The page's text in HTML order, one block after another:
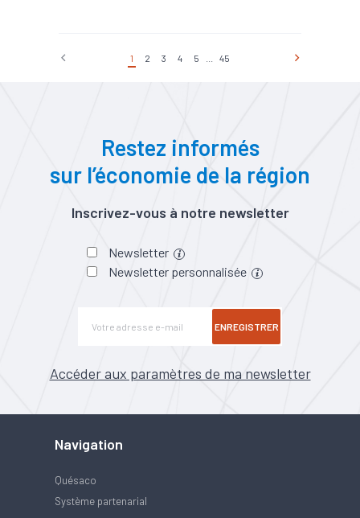
#Industrie
#Services
#Tendance économique
#Tourisme
1 2 3 4 5 45
Restez informés
sur l’économie de la région
Inscrivez-vous à notre newsletter
Newsletter
Newsletter personnalisée
ENREGISTRER
Accéder aux paramètres de ma newsletter
Navigation
Quésaco
Système partenarial